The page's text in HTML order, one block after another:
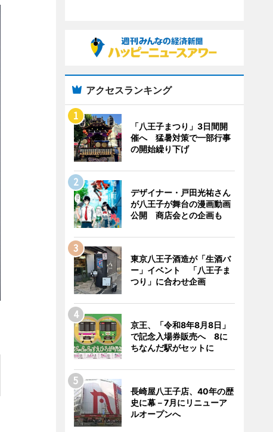
アクセスランキング
「八王子まつり」3日間開
催へ 猛暑対策で一部行事
の開始繰り下げ
デザイナー・戸田光祐さん
が八王子が舞台の漫画動画
公開 商店会との企画も
東京八王子酒造が「生酒バ
ー」イベント 「八王子ま
つり」に合わせ企画
京王、「令和8年8月8日」
で記念入場券販売へ 8に
ちなんだ駅がセットに
長崎屋八王子店、40年の歴
史に幕－7月にリニューア
ルオープンへ